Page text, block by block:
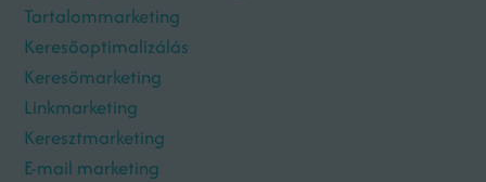
Tartalommarketing
Keresőoptimalizálás
Keresőmarketing
Linkmarketing
Keresztmarketing
E-mail marketing